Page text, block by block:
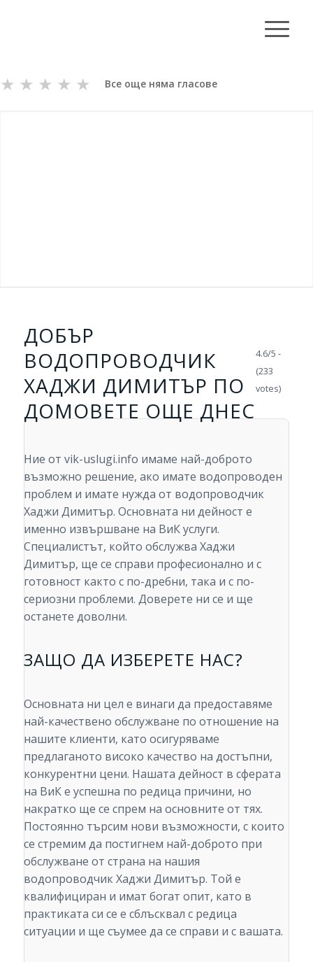
★
★
★
★
★ Все още няма гласове
ДОБЪР
ВОДОПРОВОДЧИК
ХАДЖИ ДИМИТЪР ПО
ДОМОВЕТЕ ОЩЕ ДНЕС
Ние от vik-uslugi.info имаме най-доброто
възможно решение, ако имате водопроводен
проблем и имате нужда от водопроводчик
Хаджи Димитър. Основната ни дейност е
именно извършване на ВиК услуги.
Специалистът, който обслужва Хаджи
Димитър, ще се справи професионално и с
готовност както с по-дребни, така и с по-
сериозни проблеми. Доверете ни се и ще
останете доволни.
ЗАЩО ДА ИЗБЕРЕТЕ НАС?
Основната ни цел е винаги да предоставяме
най-качествено обслужване по отношение на
нашите клиенти, като осигуряваме
предлаганото високо качество на достъпни,
конкурентни цени. Нашата дейност в сферата
на ВиК е успешна по редица причини, но
накратко ще се спрем на основните от тях.
Постоянно търсим нови възможности, с които
се стремим да постигнем най-доброто при
обслужване от страна на нашия
водопроводчик Хаджи Димитър. Той е
квалифициран и имат богат опит, като в
практиката си се е сблъсквал с редица
ситуации и ще съумее да се справи и с вашата.
4.6/5 -
(233
votes)